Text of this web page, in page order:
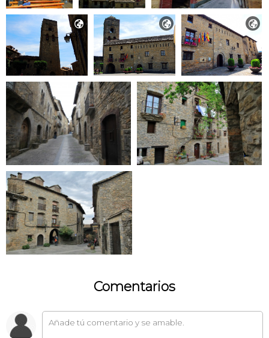
  
Comentarios